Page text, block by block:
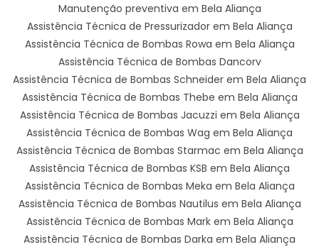
Manutenção preventiva em Bela Aliança
Assistência Técnica de Pressurizador em Bela Aliança
Assistência Técnica de Bombas Rowa em Bela Aliança
Assistência Técnica de Bombas Dancorv
Assistência Técnica de Bombas Schneider em Bela Aliança
Assistência Técnica de Bombas Thebe em Bela Aliança
Assistência Técnica de Bombas Jacuzzi em Bela Aliança
Assistência Técnica de Bombas Wag em Bela Aliança
Assistência Técnica de Bombas Starmac em Bela Aliança
Assistência Técnica de Bombas KSB em Bela Aliança
Assistência Técnica de Bombas Meka em Bela Aliança
Assistência Técnica de Bombas Nautilus em Bela Aliança
Assistência Técnica de Bombas Mark em Bela Aliança
Assistência Técnica de Bombas Darka em Bela Aliança